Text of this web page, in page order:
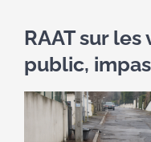
RAAT sur
public,